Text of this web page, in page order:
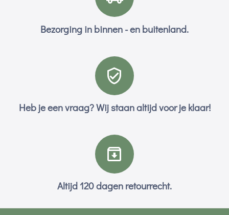
Bezorging in binnen - en buitenland.
Heb je een vraag? Wij staan altijd voor je klaar!
Altijd 120 dagen retourrecht.